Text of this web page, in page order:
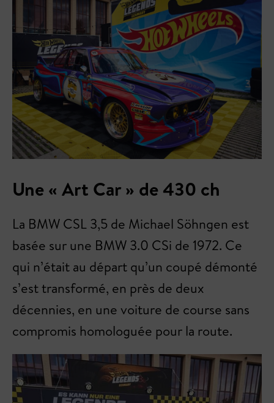
Une « Art Car » de 430 ch
La BMW CSL 3,5 de Michael Söhngen est
basée sur une BMW 3.0 CSi de 1972. Ce
qui n’était au départ qu’un coupé démonté
s’est transformé, en près de deux
décennies, en une voiture de course sans
compromis homologuée pour la route.